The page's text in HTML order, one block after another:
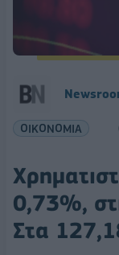
ΟΙΚΟΝΟΜΙΑ
0,73%,
Στα